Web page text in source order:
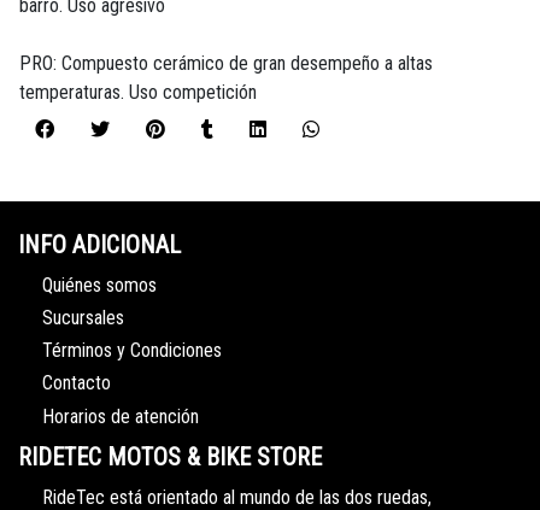
barro. Uso agresivo
PRO: Compuesto cerámico de gran desempeño a altas
temperaturas. Uso competición
INFO ADICIONAL
Quiénes somos
Sucursales
Términos y Condiciones
Contacto
Horarios de atención
RIDETEC MOTOS & BIKE STORE
RideTec está orientado al mundo de las dos ruedas,